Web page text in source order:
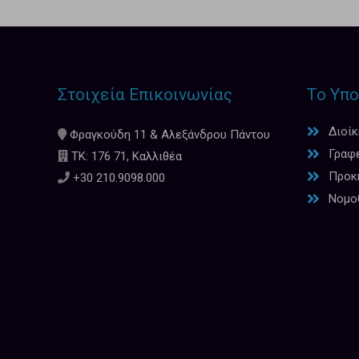
Στοιχεία Επικοινωνίας
Φραγκούδη 11 & Αλεξάνδρου Πάντου
ΤΚ: 176 71, Καλλιθέα
+30 210.9098.000
Το